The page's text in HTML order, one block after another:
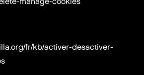
fr/kb/activer-desactiver-